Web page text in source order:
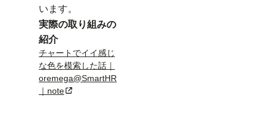
います。
実際の取り組みの
紹介
チャートでイイ感じ
な色を模索した話｜
oremega@SmartHR
｜note新規タブまたはウィンドウで開く